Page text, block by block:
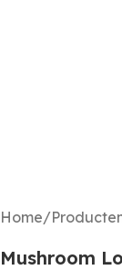
Home
Mushroom